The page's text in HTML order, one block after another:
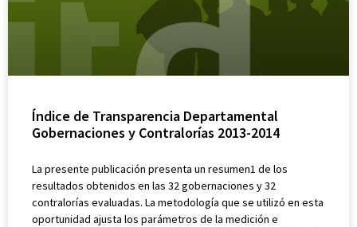
Índice de Transparencia Departamental
Gobernaciones y Contralorías 2013-2014
La presente publicación presenta un resumen1 de los
resultados obtenidos en las 32 gobernaciones y 32
contralorías evaluadas. La metodología que se utilizó en esta
oportunidad ajusta los parámetros de la medición e